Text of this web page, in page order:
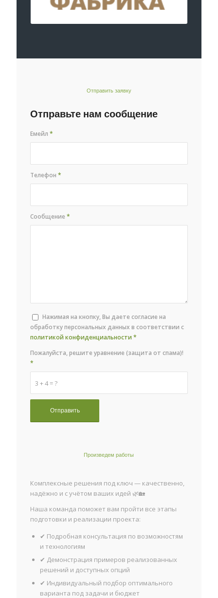
Отправить заявку
Отправьте нам сообщение
Емейл*
Телефон*
Сообщение*
Нажимая на кнопку, Вы даете согласие на
обработку персональных данных в соответствии с
политикой конфиденциальности *
3 + 4 = ?
Пожалуйста, решите уравнение (защита от спама)!
*
Произведем работы
Комплексные решения под ключ — качественно,
надёжно и с учётом ваших идей 🌿🏡
Наша команда поможет вам пройти все этапы
подготовки и реализации проекта:
✔ Подробная консультация по возможностям
и технологиям
✔ Демонстрация примеров реализованных
решений и доступных опций
✔ Индивидуальный подбор оптимального
варианта под задачи и бюджет